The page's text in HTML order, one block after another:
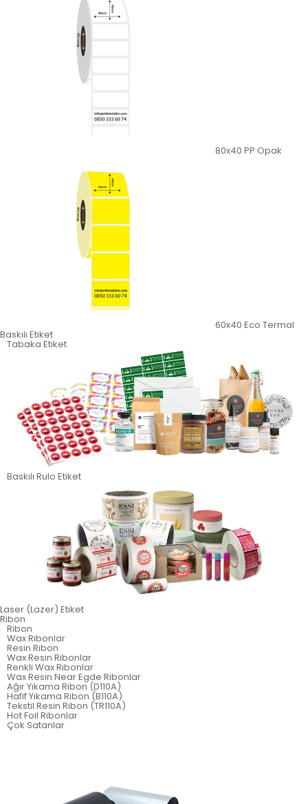
80x40 PP Opak
60x40 Eco Termal
Baskılı Etiket
Tabaka Etiket
Baskılı Rulo Etiket
Laser (Lazer) Etiket
Ribon
Ribon
Wax Ribonlar
Resin Ribon
Wax Resin Ribonlar
Renkli Wax Ribonlar
Wax Resin Near Egde Ribonlar
Ağır Yıkama Ribon (D110A)
Hafif Yıkama Ribon (B110A)
Tekstil Resin Ribon (TR110A)
Hot Foil Ribonlar
Çok Satanlar